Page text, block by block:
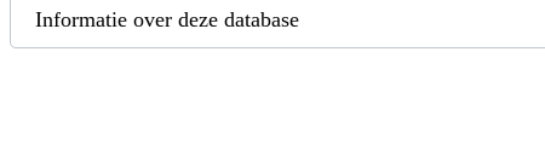
Informatie over deze database